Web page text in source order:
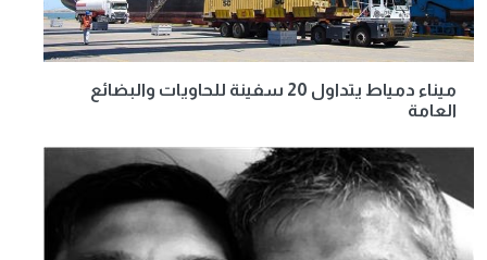
ميناء دمياط يتداول 20 سفينة للحاويات والبضائع
العامة